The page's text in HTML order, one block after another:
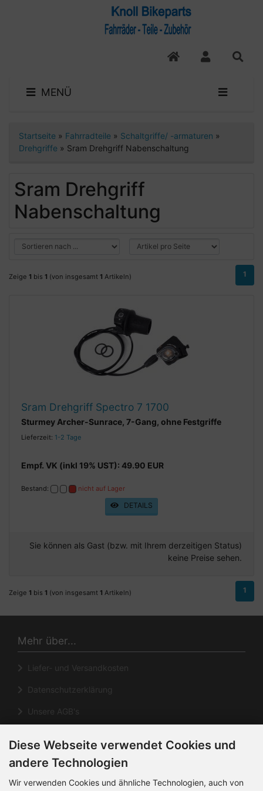
MENÜ
Startseite » Fahrradteile » Schaltgriffe/ -armaturen »
Drehgriffe » Sram Drehgriff Nabenschaltung
Sram Drehgriff
Nabenschaltung
Zeige 1 bis 1 (von insgesamt 1 Artikeln) 1
Sram Drehgriff Spectro 7 1700
Sturmey Archer-Sunrace, 7-Gang, ohne Festgriffe
Lieferzeit: 1-2 Tage
Empf. VK (inkl 19% UST): 49.90 EUR
Bestand: nicht auf Lager
DETAILS
Sie können als Gast (bzw. mit Ihrem derzeitigen Status)
keine Preise sehen.
Zeige 1 bis 1 (von insgesamt 1 Artikeln) 1
Mehr über...
Liefer- und Versandkosten
Datenschutzerklärung
Unsere AGB's
Informationen
Diese Webseite verwendet Cookies und
andere Technologien
Wir verwenden Cookies und ähnliche Technologien, auch von